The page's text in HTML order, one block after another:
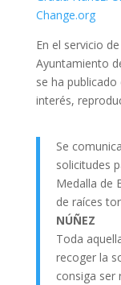
Change.org
En el servicio
Ayuntamiento
se ha publicado
interés,
Se
solicitudes
Medalla de
de raíces
NÚÑEZ
Toda
recoger la
consiga ser